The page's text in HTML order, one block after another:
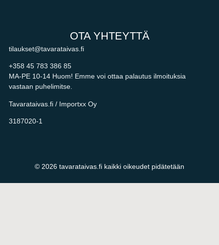
OTA YHTEYTTÄ
tilaukset@tavarataivas.fi
+358 45 783 386 85
MA-PE 10-14 Huom! Emme voi ottaa palautus ilmoituksia
vastaan puhelimitse.
Tavarataivas.fi / Importxx Oy
3187020-1
© 2026 tavarataivas.fi kaikki oikeudet pidätetään